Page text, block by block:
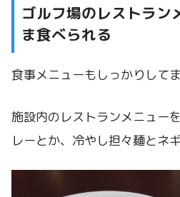
ゴルフ場のレストラン
ま食べられる
食事メニューもしっかりしてま
施設内のレストランメニュー
レーとか、冷やし担々麺とネ